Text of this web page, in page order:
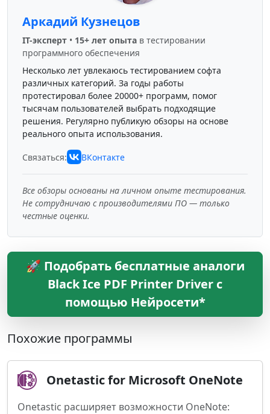
Аркадий Кузнецов
IT-эксперт • 15+ лет опыта в тестировании
программного обеспечения
Несколько лет увлекаюсь тестированием софта
различных категорий. За годы работы
протестировал более 20000+ программ, помог
тысячам пользователей выбрать подходящие
решения. Регулярно публикую обзоры на основе
реального опыта использования.
Связаться: ВКонтакте
Все обзоры основаны на личном опыте тестирования.
Не сотрудничаю с производителями ПО — только
честные оценки.
🚀 Подобрать бесплатные аналоги
Black Ice PDF Printer Driver с
помощью Нейросети*
Похожие программы
Onetastic for Microsoft OneNote
Onetastic расширяет возможности OneNote: